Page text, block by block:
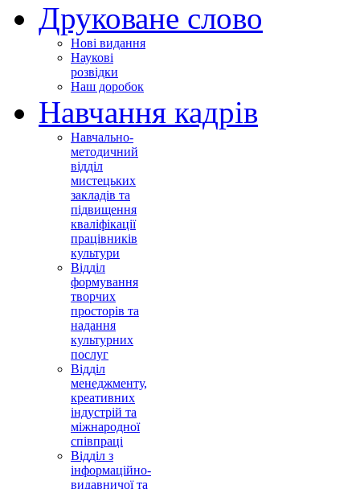
Друковане слово
Нові видання
Наукові
розвідки
Наш доробок
Навчання кадрів
Навчально-
методичний
відділ
мистецьких
закладів та
підвищення
кваліфікації
працівників
культури
Відділ
формування
творчих
просторів та
надання
культурних
послуг
Відділ
менеджменту,
креативних
індустрій та
міжнародної
співпраці
Відділ з
інформаційно-
видавничої та